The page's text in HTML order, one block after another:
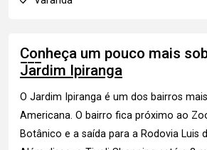
Conheça um pouco mais
Jardim Ipiranga
O Jardim Ipiranga é um dos bairros
Americana. O bairro fica próximo ao
Botânico e a saída para a Rodovia Luis